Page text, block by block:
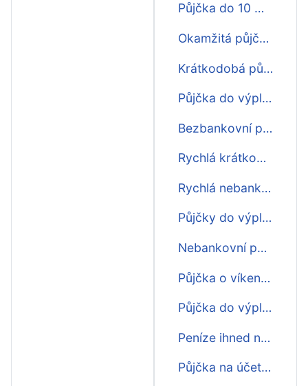
Půjčka do 10 minut do výplaty
Okamžitá půjčka do výplaty
Krátkodobá půjčka ihned do výplaty
Půjčka do výplaty ještě dnes
Bezbankovní půjčka do výplaty
Rychlá krátkodobá půjčka do výplaty
Rychlá nebankovní půjčka do výplaty
Půjčky do výplaty o víkendu první zdarma
Nebankovní půjčka ihned na účet do výplaty
Půjčka o víkendu do výplaty ihned na účet
Půjčka do výplaty online ihned na účet
Peníze ihned na účet do výplaty
Půjčka na účet do výplaty ještě dnes